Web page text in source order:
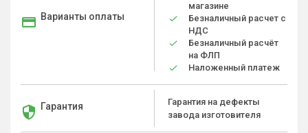
Варианты оплаты
магазине
Безналичный расчет с
НДС
Безналичный расчёт
на ФЛП
Наложенный платеж
Гарантия
Гарантия на дефекты
завода изготовителя